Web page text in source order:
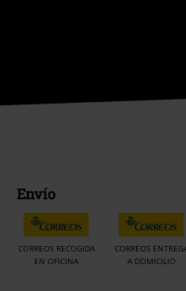
Envío
CORREOS RECOGIDA
EN OFICINA
CORREOS
A DOMICILIO